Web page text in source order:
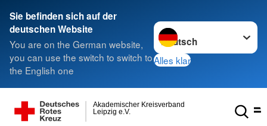
Sie befinden sich auf der
deutschen Website
You are on the German website,
you can use the switch to switch to
the English one
Sprache wechseln zu
Alles klar
Leipzig e.V.
Akademischer Kreisverband